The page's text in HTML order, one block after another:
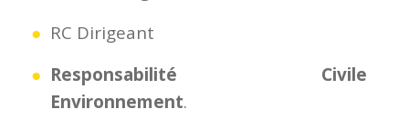
RC Dirigeant
Responsabilité Civile
Environnement.